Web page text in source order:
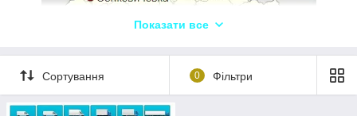
Показати все
Сортування 0 Фільтри